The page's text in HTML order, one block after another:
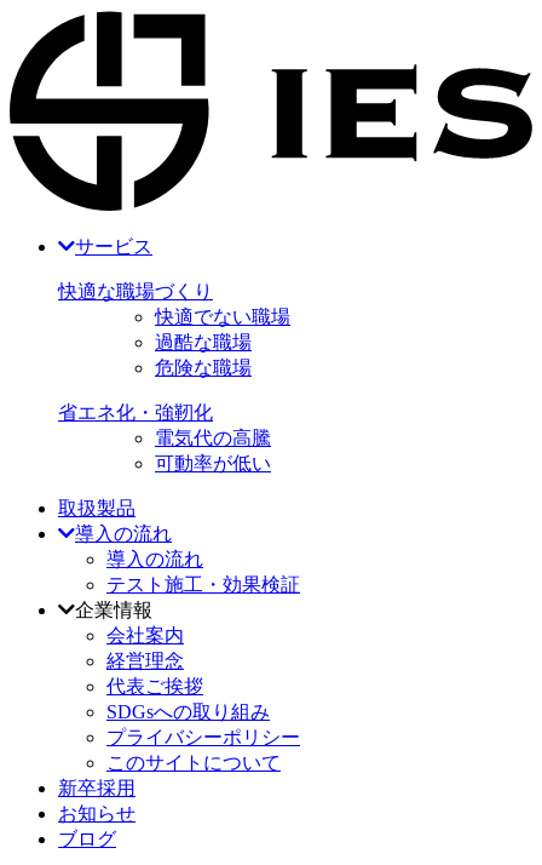
サービス
快適な職場づくり
快適でない職場
過酷な職場
危険な職場
省エネ化・強靭化
電気代の高騰
可動率が低い
取扱製品
導入の流れ
導入の流れ
テスト施工・効果検証
企業情報
会社案内
経営理念
代表ご挨拶
SDGsへの取り組み
プライバシーポリシー
このサイトについて
新卒採用
お知らせ
ブログ